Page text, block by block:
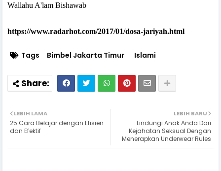
Wallahu A'lam Bishawab
https://www.radarhot.com/2017/01/dosa-jariyah.html
Tags Bimbel Jakarta Timur Islami
LEBIH BARU
Lindungi Anak Anda Dari
Kejahatan Seksual Dengan
Menerapkan Underwear Rules
LEBIH LAMA
25 Cara Belajar dengan Efisien
dan Efektif